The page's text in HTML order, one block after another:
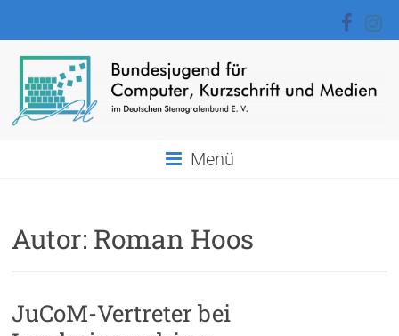
springen
Kurzschrift
Menü
Autor: Roman Hoos
JuCoM-Vertreter bei